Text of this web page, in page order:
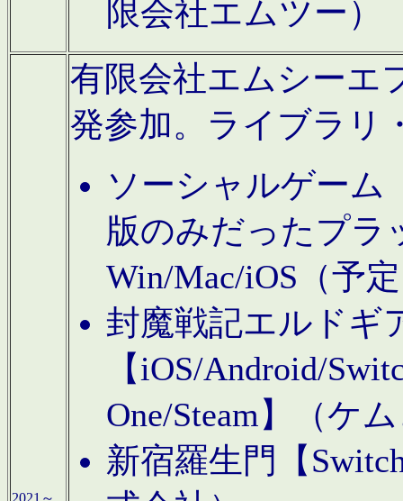
限会社エムツー）
2021～
有限会社エムシーエ
発参加。ライブラリ
ソーシャルゲーム
版のみだったプラ
Win/Mac/iOS（予
封魔戦記エルドギ
【iOS/Android/
One/Steam】（ケ
新宿羅生門【